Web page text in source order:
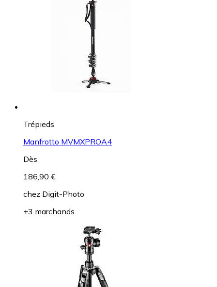
Trépieds
Manfrotto MVMXPROA4
Dès
186,90 €
chez Digit-Photo
+3 marchands